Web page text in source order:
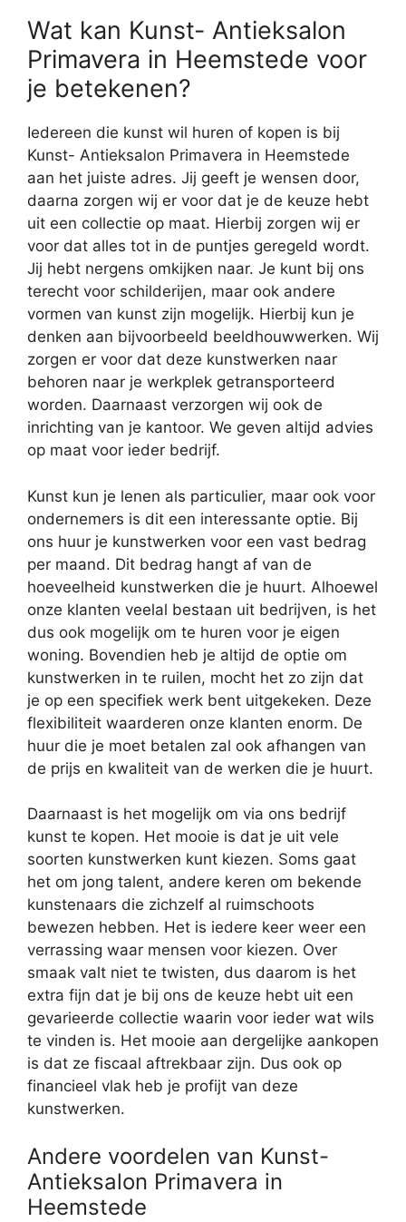
Wat kan Kunst- Antieksalon
Primavera in Heemstede voor
je betekenen?
Iedereen die kunst wil huren of kopen is bij
Kunst- Antieksalon Primavera in Heemstede
aan het juiste adres. Jij geeft je wensen door,
daarna zorgen wij er voor dat je de keuze hebt
uit een collectie op maat. Hierbij zorgen wij er
voor dat alles tot in de puntjes geregeld wordt.
Jij hebt nergens omkijken naar. Je kunt bij ons
terecht voor schilderijen, maar ook andere
vormen van kunst zijn mogelijk. Hierbij kun je
denken aan bijvoorbeeld beeldhouwwerken. Wij
zorgen er voor dat deze kunstwerken naar
behoren naar je werkplek getransporteerd
worden. Daarnaast verzorgen wij ook de
inrichting van je kantoor. We geven altijd advies
op maat voor ieder bedrijf.
Kunst kun je lenen als particulier, maar ook voor
ondernemers is dit een interessante optie. Bij
ons huur je kunstwerken voor een vast bedrag
per maand. Dit bedrag hangt af van de
hoeveelheid kunstwerken die je huurt. Alhoewel
onze klanten veelal bestaan uit bedrijven, is het
dus ook mogelijk om te huren voor je eigen
woning. Bovendien heb je altijd de optie om
kunstwerken in te ruilen, mocht het zo zijn dat
je op een specifiek werk bent uitgekeken. Deze
flexibiliteit waarderen onze klanten enorm. De
huur die je moet betalen zal ook afhangen van
de prijs en kwaliteit van de werken die je huurt.
Daarnaast is het mogelijk om via ons bedrijf
kunst te kopen. Het mooie is dat je uit vele
soorten kunstwerken kunt kiezen. Soms gaat
het om jong talent, andere keren om bekende
kunstenaars die zichzelf al ruimschoots
bewezen hebben. Het is iedere keer weer een
verrassing waar mensen voor kiezen. Over
smaak valt niet te twisten, dus daarom is het
extra fijn dat je bij ons de keuze hebt uit een
gevarieerde collectie waarin voor ieder wat wils
te vinden is. Het mooie aan dergelijke aankopen
is dat ze fiscaal aftrekbaar zijn. Dus ook op
financieel vlak heb je profijt van deze
kunstwerken.
Andere voordelen van Kunst-
Antieksalon Primavera in
Heemstede